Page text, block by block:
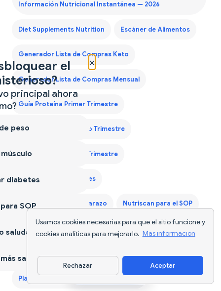
Usamos cookies necesarias para que el sitio funcione y
cookies analíticas para mejorarlo. Más información
Rechazar Aceptar
Información Nutricional Instantánea — 2026
Diet Supplements Nutrition Escáner de Alimentos
Generador Lista de Compras Keto
Generador Lista de Compras Mensual
Guía Proteína Primer Trimestre
Guía Proteína Segundo Trimestre
Guía Proteína Tercer Trimestre
Nutriscan para Diabetes
Nutriscan para el Embarazo Nutriscan para el SOP
Nutriscan para Ganar Músculo
Plan de Dieta para Ganar Peso España
Descargar app
×
el
principal ahora
peso
diabetes
SOP
saludable
sano